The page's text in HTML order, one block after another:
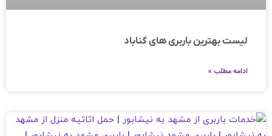
لیست بهترین باربری های گناباد
ادامه مطلب »